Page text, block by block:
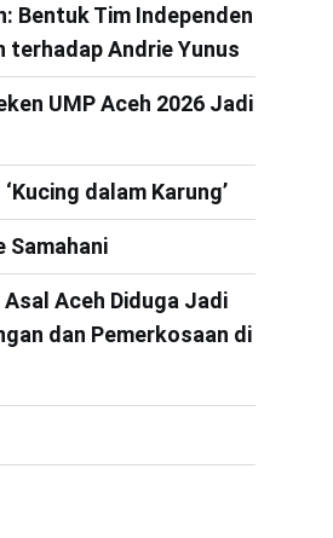
Bentuk Tim Independen
terhadap Andrie Yunus
UMP Aceh 2026 Jadi
dalam Karung’
Samahani
Asal Aceh Diduga Jadi
dan Pemerkosaan di